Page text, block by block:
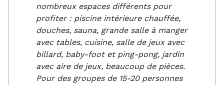
nombreux espaces différents pour
profiter : piscine intérieure chauffée,
douches, sauna, grande salle à manger
avec tables, cuisine, salle de jeux avec
billard, baby-foot et ping-pong, jardin
avec aire de jeux, beaucoup de pièces.
Pour des groupes de 15-20 personnes